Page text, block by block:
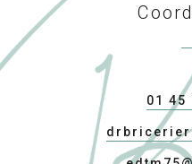
01 45